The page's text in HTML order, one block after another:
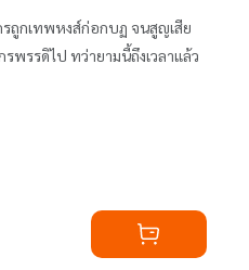
ถูกเทพหงส์ก่อกบฏ จนสูญเสีย
รรดิไป ทว่ายามนี้ถึงเวลาแล้ว